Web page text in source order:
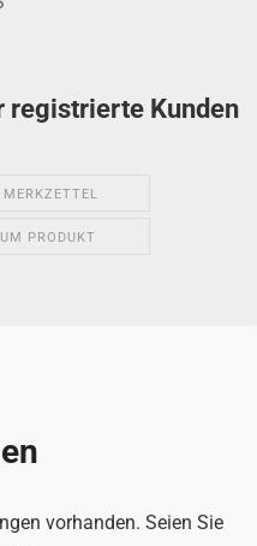
registrierte Kunden
MERKZETTEL
PRODUKT
vorhanden. Seien Sie